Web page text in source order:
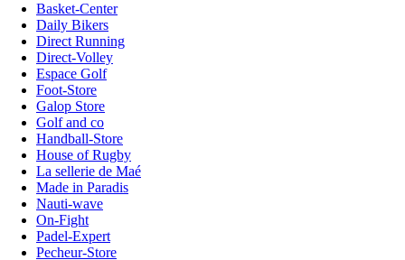
Basket-Center
Daily Bikers
Direct Running
Direct-Volley
Espace Golf
Foot-Store
Galop Store
Golf and co
Handball-Store
House of Rugby
La sellerie de Maé
Made in Paradis
Nauti-wave
On-Fight
Padel-Expert
Pecheur-Store